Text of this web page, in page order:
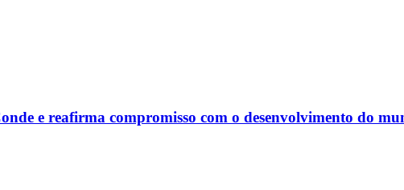
e reafirma compromisso com o desenvolvimento do